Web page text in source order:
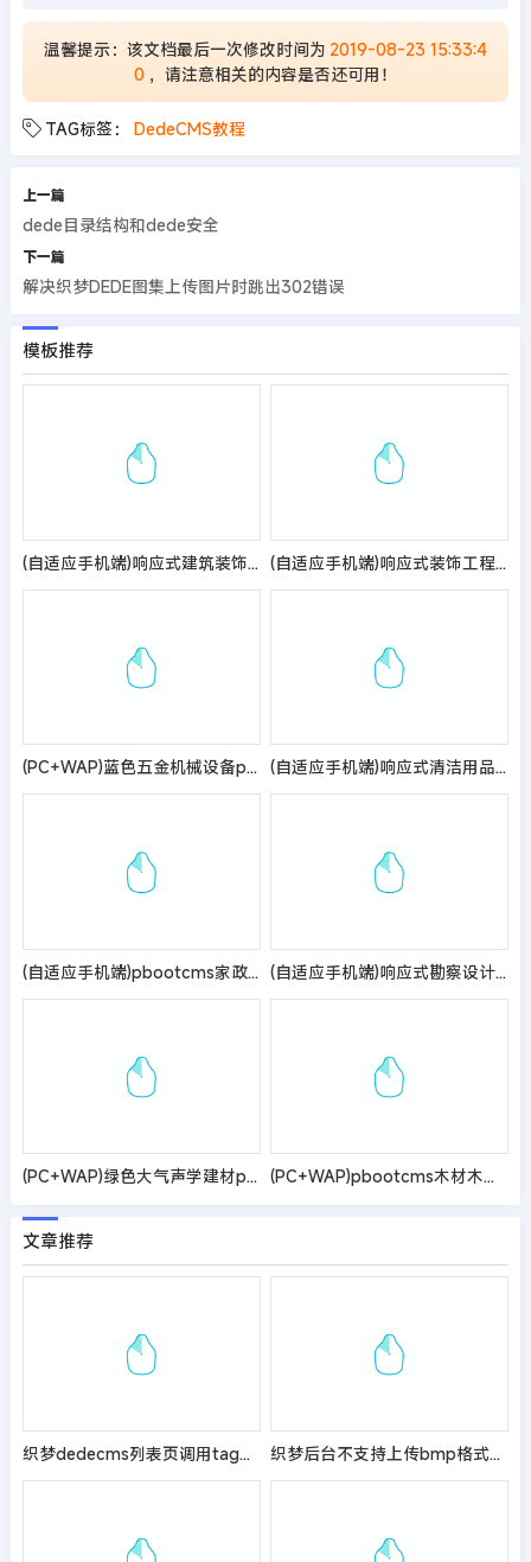
温馨提示：该文档最后一次修改时间为 2019-08-23 15:33:4
0 ，请注意相关的内容是否还可用！
TAG标签： DedeCMS教程
上一篇
dede目录结构和dede安全
下一篇
解决织梦DEDE图集上传图片时跳出302错误
模板推荐
(自适应手机端)响应式建筑装饰工程pbootcms网站模板 HTML5装修建材装潢公司网站源码 (自适应手机端)响应式装饰工程类网站pbootcms模板 html5装饰装潢公司网站源码
(PC+WAP)蓝色五金机械设备pbootcms企业网站模板 通用营销型网站源码 (自适应手机端)响应式清洁用品网站pbootcms模板 清洁设备贸易代理网站源码
(自适应手机端)pbootcms家政服务公司网站模板 (自适应手机端)响应式勘察设计院蓝色网站pbootcms模板 政府单位商会协会网站源码
(PC+WAP)绿色大气声学建材pbootcms网站模板 环保装修建材网站源码 (PC+WAP)pbootcms木材木业网站模板 绿色木材加工企业网站源码
文章推荐
织梦dedecms列表页调用tag的方法 织梦后台不支持上传bmp格式图片的解决方法